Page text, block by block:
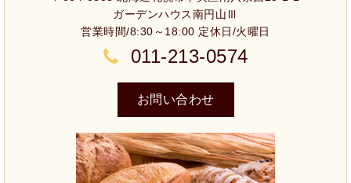
ガーデンハウス南円山Ⅲ
営業時間/8:30～18:00 定休日/火曜日
011-213-0574
お問い合わせ